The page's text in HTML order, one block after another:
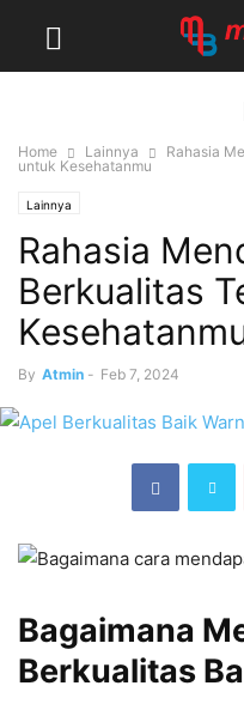
Home Lainnya
Rahasia
untuk Kesehatanmu
Lainnya
Rahasia
Berkualitas
By Atmin - Feb 7, 2024
Bagaimana
Berkualitas